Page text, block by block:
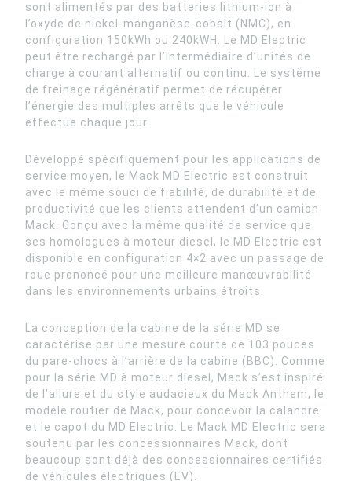
sont alimentés par des batteries lithium-ion à
l’oxyde de nickel-manganèse-cobalt (NMC), en
configuration 150kWh ou 240kWH. Le MD Electric
peut être rechargé par l’intermédiaire d’unités de
charge à courant alternatif ou continu. Le système
de freinage régénératif permet de récupérer
l’énergie des multiples arrêts que le véhicule
effectue chaque jour.
Développé spécifiquement pour les applications de
service moyen, le Mack MD Electric est construit
avec le même souci de fiabilité, de durabilité et de
productivité que les clients attendent d’un camion
Mack. Conçu avec la même qualité de service que
ses homologues à moteur diesel, le MD Electric est
disponible en configuration 4×2 avec un passage de
roue prononcé pour une meilleure manœuvrabilité
dans les environnements urbains étroits.
La conception de la cabine de la série MD se
caractérise par une mesure courte de 103 pouces
du pare-chocs à l’arrière de la cabine (BBC). Comme
pour la série MD à moteur diesel, Mack s’est inspiré
de l’allure et du style audacieux du Mack Anthem, le
modèle routier de Mack, pour concevoir la calandre
et le capot du MD Electric. Le Mack MD Electric sera
soutenu par les concessionnaires Mack, dont
beaucoup sont déjà des concessionnaires certifiés
de véhicules électriques (EV).